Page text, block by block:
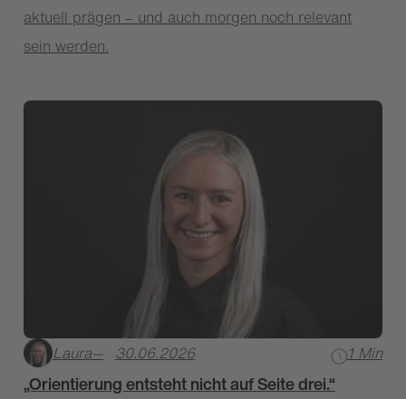
aktuell prägen – und auch morgen noch relevant
sein werden.
Laura— 30.06.2026 1 Min
„Orientierung entsteht nicht auf Seite drei.“